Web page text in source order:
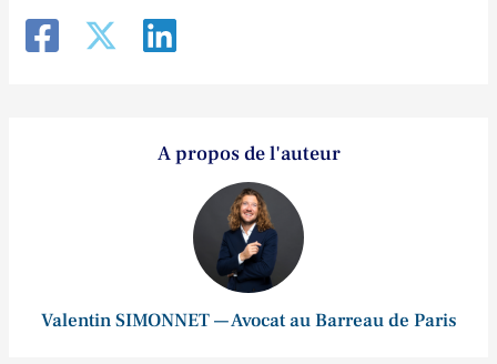
A propos de l'auteur
Valentin SIMONNET — Avocat au Barreau de Paris